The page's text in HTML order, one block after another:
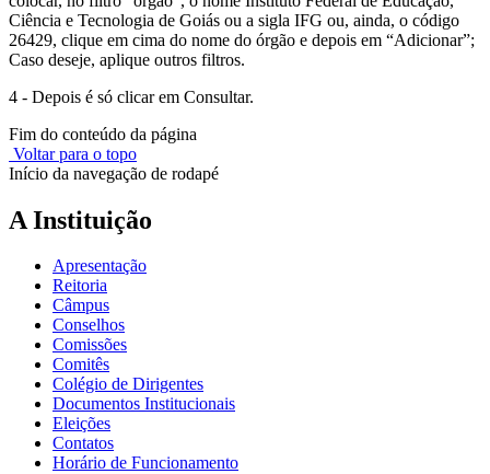
Ciência e Tecnologia de Goiás ou a sigla IFG ou, ainda, o código
26429, clique em cima do nome do órgão e depois em “Adicionar”;
Caso deseje, aplique outros filtros.
4 - Depois é só clicar em Consultar.
Fim do conteúdo da página
Voltar para o topo
Início da navegação de rodapé
A Instituição
Apresentação
Reitoria
Câmpus
Conselhos
Comissões
Comitês
Colégio de Dirigentes
Documentos Institucionais
Eleições
Contatos
Horário de Funcionamento